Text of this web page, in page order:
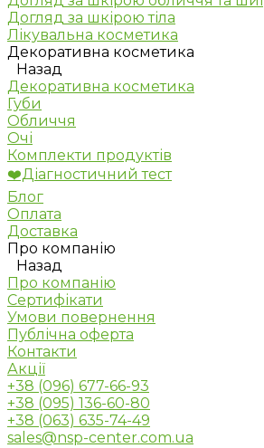
Догляд за шкірою тіла
Лікувальна косметика
Декоративна косметика
Назад
Декоративна косметика
Губи
Обличчя
Очі
Комплекти продуктів
❤️Діагностичний тест
Блог
Оплата
Доставка
Про компанію
Назад
Про компанію
Сертифікати
Умови повернення
Публічна оферта
Контакти
Акції
+38 (096) 677-66-93
+38 (095) 136-60-80
+38 (063) 635-74-49
sales@nsp-center.com.ua